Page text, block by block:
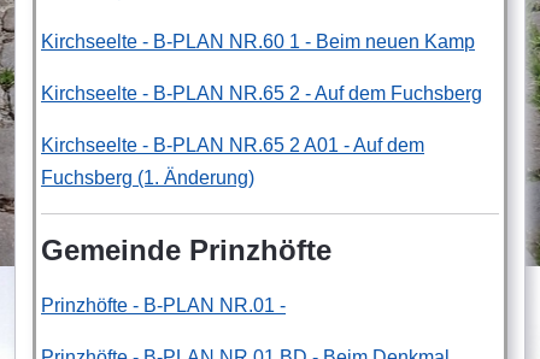
Kirchseelte - B-PLAN NR.60 1 - Beim neuen Kamp
Kirchseelte - B-PLAN NR.65 2 - Auf dem Fuchsberg
Kirchseelte - B-PLAN NR.65 2 A01 - Auf dem
Fuchsberg (1. Änderung)
Gemeinde Prinzhöfte
Prinzhöfte - B-PLAN NR.01 -